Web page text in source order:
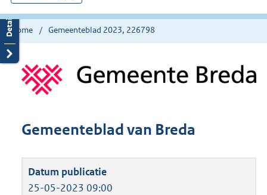
hier:
Home Gemeenteblad 2023, 226798
Gemeenteblad van Breda
25-05-2023 09:00